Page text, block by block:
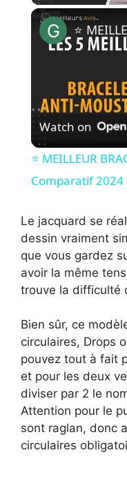
Watch on
⭐️ MEILLEUR
Comparatif 2024
Le jacquard se
dessin vraiment
que vous gardez
avoir la même
trouve la difficulté
Bien sûr, ce
circulaires, Drops
pouvez tout à fait
et pour les deux
diviser par 2 le
Attention pour le
sont raglan, donc
circulaires